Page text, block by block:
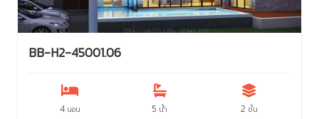
BB-H2-45001.06
4 นอน 5 น้ำ 2 ชั้น